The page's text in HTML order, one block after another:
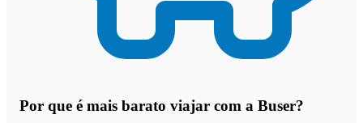
Por que é mais barato viajar com a Buser?